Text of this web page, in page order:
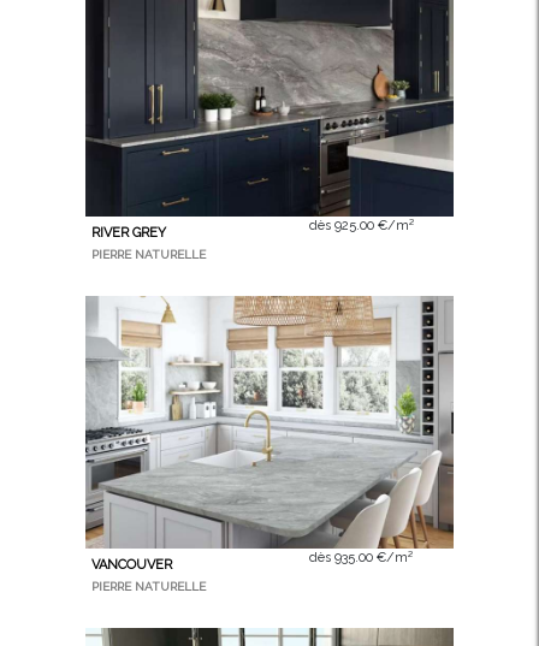
RIVER GREY
PIERRE NATURELLE
dès 925.00 €/m²
VANCOUVER
PIERRE NATURELLE
dès 935.00 €/m²